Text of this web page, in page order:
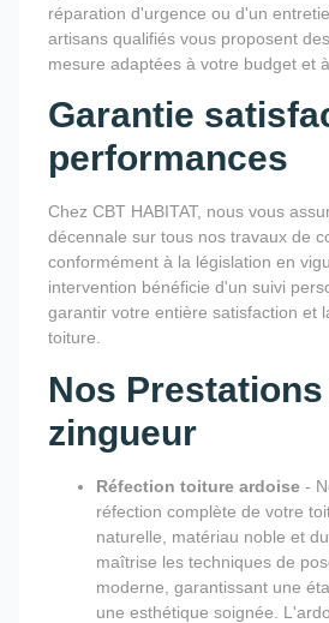
réparation d'urgence ou d'un
artisans qualifiés vous proposent
mesure adaptées à votre budget et
Garantie
performances
Chez CBT HABITAT, nous vous
décennale sur tous nos travaux de
conformément à la législation en
intervention bénéficie d'un suivi
garantir votre entière satisfaction et
toiture.
Nos
zingueur
Réfection toiture ardoise -
réfection complète de votre
naturelle, matériau noble et
maîtrise les techniques de
moderne, garantissant une
une esthétique soignée.